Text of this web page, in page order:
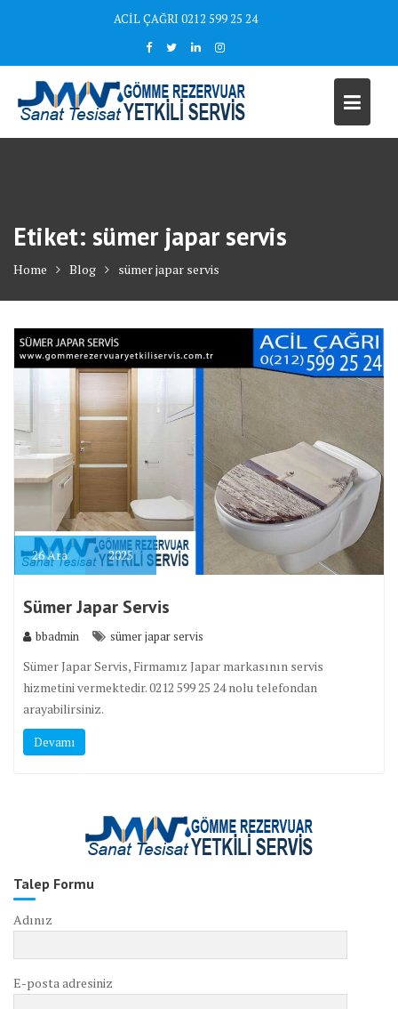
ACİL ÇAĞRI 0212 599 25 24
Etiket: sümer japar servis
Home Blog sümer japar servis
26Ara 2025
Sümer Japar Servis
bbadmin sümer japar servis
Sümer Japar Servis, Firmamız Japar markasının servis
hizmetini vermektedir. 0212 599 25 24 nolu telefondan
arayabilirsiniz.
Devamı
Talep Formu
Adınız
E-posta adresiniz